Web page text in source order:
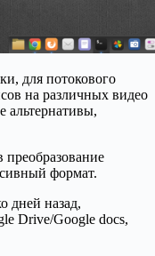
для потокового
на различных видео
альтернативы,
преобразование
формат.
дней назад,
Drive/Google docs,